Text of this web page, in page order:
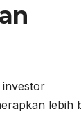
investor
lebih